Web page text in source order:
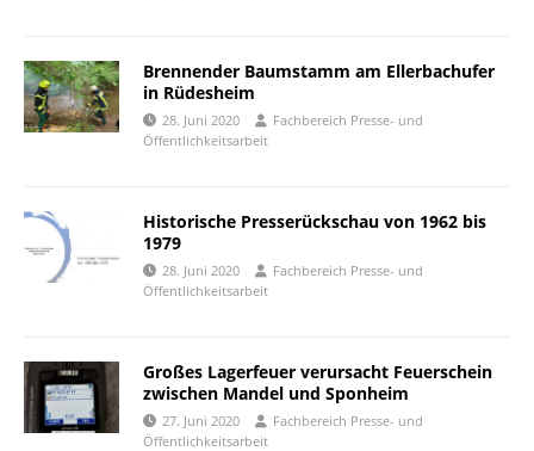
Brennender Baumstamm am Ellerbachufer
in Rüdesheim
28. Juni 2020
Fachbereich Presse- und
Öffentlichkeitsarbeit
Historische Presserückschau von 1962 bis
1979
28. Juni 2020
Fachbereich Presse- und
Öffentlichkeitsarbeit
Großes Lagerfeuer verursacht Feuerschein
zwischen Mandel und Sponheim
27. Juni 2020
Fachbereich Presse- und
Öffentlichkeitsarbeit